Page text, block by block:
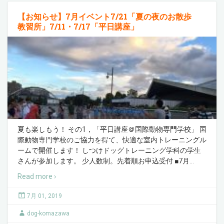
【お知らせ】7月イベント7/21「夏の夜のお散歩
教習所」7/11・7/17「平日講座」
夏も楽しもう！ その1，「平日講座＠国際動物専門学校」 国
際動物専門学校のご協力を得て、快適な室内トレーニングル
ームで開催します！ しつけドッグトレーニング学科の学生
さんが参加します。 少人数制。先着順お申込受付 ■7月
Read more ›
7月 01, 2019
dog-komazawa